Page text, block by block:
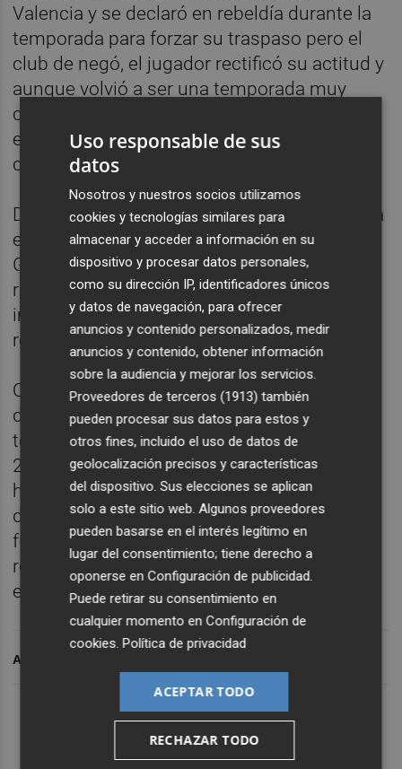
Valencia y se declaró en rebeldía durante la
temporada para forzar su traspaso pero el
club de negó, el jugador rectificó su actitud y
aunque volvió a ser una temporada muy
complicada, nuevamente llevó el timón del
equipo hasta la salvación y acabó de nuevo
con el brazalete.
De nuevo se planteó Parejo salir del Valencia
en 2017 pero con la llegada de Marcelino
García Toral decidió quedarse en el equipo y
reforzó su importancia hasta convertirse en
imprescindible dentro del campo y en
referencia fuera del mismo.
Culminó dos años brillantes como mano
derecha del entrenador asturiano dentro del
terreno de juego, alzando la Copa del Rey de
2019 como capitán del que ya es un equipo
histórico en el club. La abrupta destitución
del técnico no cambió su rol ni dentro ni
fuera del vestuario. Convertido en un
referente del valencianismo, Parejo cumple
este jueves 31 años.
ARCHIVADO EN
Uso responsable de sus
datos
Nosotros y nuestros socios utilizamos
cookies y tecnologías similares para
almacenar y acceder a información en su
dispositivo y procesar datos personales,
como su dirección IP, identificadores únicos
y datos de navegación, para ofrecer
anuncios y contenido personalizados, medir
anuncios y contenido, obtener información
sobre la audiencia y mejorar los servicios.
Proveedores de terceros (1913) también
pueden procesar sus datos para estos y
otros fines, incluido el uso de datos de
geolocalización precisos y características
del dispositivo. Sus elecciones se aplican
solo a este sitio web. Algunos proveedores
pueden basarse en el interés legítimo en
lugar del consentimiento; tiene derecho a
oponerse enConfiguración de publicidad
Puede retirar su consentimiento en
cualquier momento enConfiguración de
cookies .Política de privacidad
ACEPTAR TODO
RECHAZAR TODO